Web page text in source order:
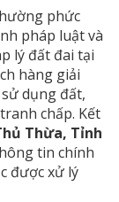
phức
pháp luật và
lý đất đai tại
hàng giải
dụng đất,
chấp. Kết
Thừa, Tỉnh
tin chính
được xử lý